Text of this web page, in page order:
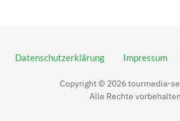
Datenschutzerklärung Impressum
Copyright © 2026tourmedia-
Alle Rechte vorbehalten